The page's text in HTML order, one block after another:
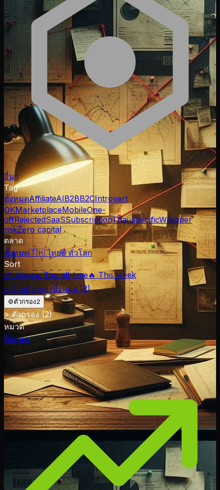
อื่นๆ
Tag
ทั้งหมดAffiliateAIB2BB2CIntrovert
OKMarketplaceMobileOne-
offRejectedSaaSSubscriptionThai-specificWrapper
riskZero capital
ตลาด
ทั้งหมด🇹🇭 ไทย🌐 ทั่วโลก
Sort
🕒 ล่าสุด▲ Top all-time🔥 This week
× ล้างตัวกรองทั้งหมด (2)
⚙ตัวกรอง2
>ตัวกรอง(2)
หมวด
ทั้งหมด